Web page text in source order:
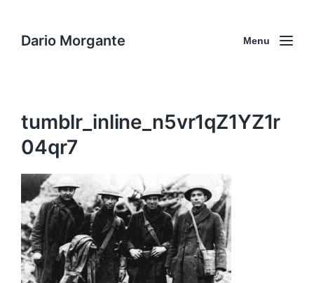
Dario Morgante Menu
tumblr_inline_n5vr1qZ1YZ1r
04qr7